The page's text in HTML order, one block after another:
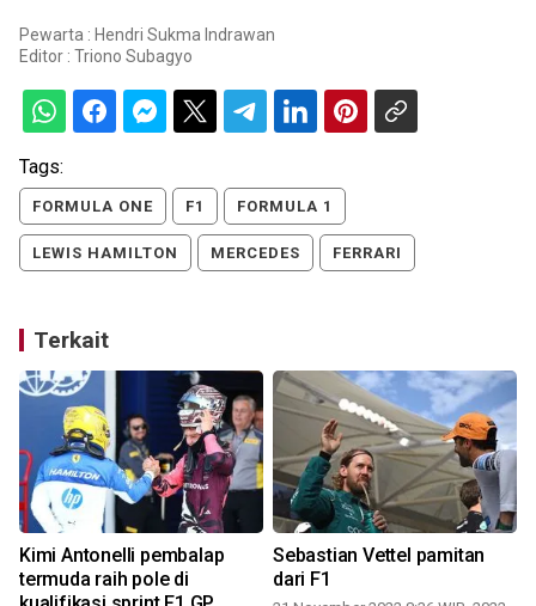
Pewarta : Hendri Sukma Indrawan
Editor : Triono Subagyo
Tags:
FORMULA ONE F1 FORMULA 1
LEWIS HAMILTON MERCEDES FERRARI
Terkait
Kimi Antonelli pembalap
termuda raih pole di
Sebastian Vettel pamitan
dari F1